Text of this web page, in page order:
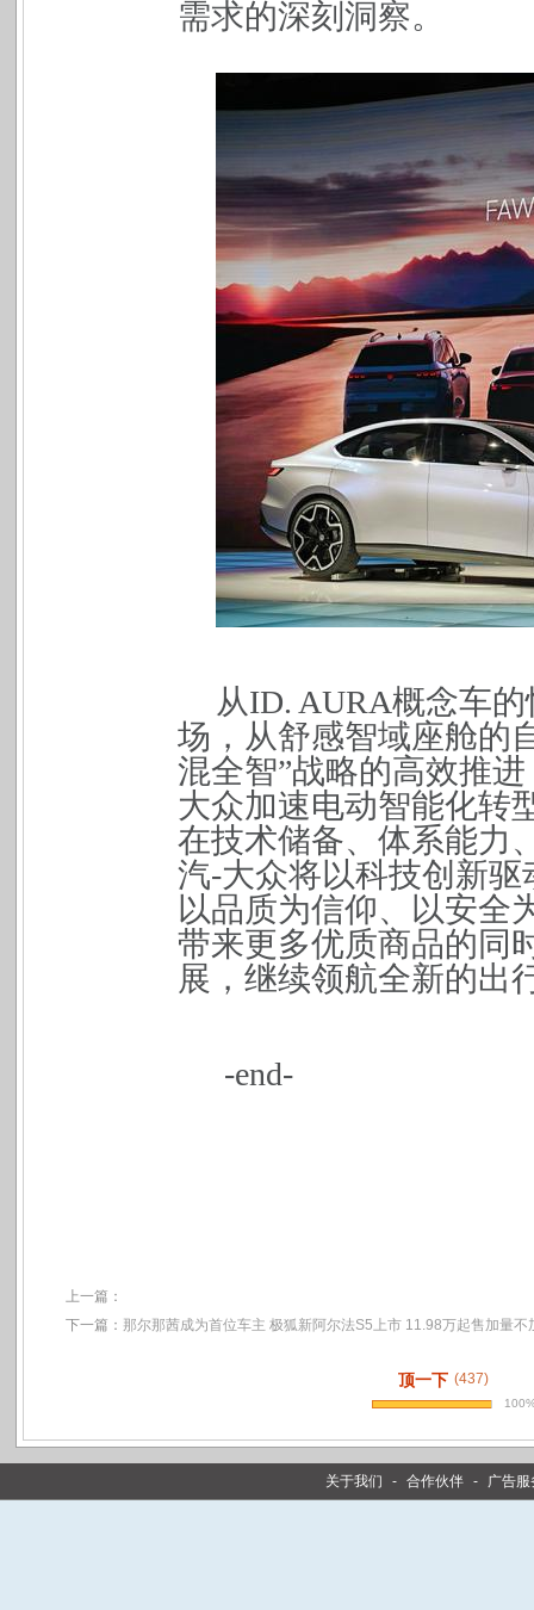
需求的深刻洞察。
从ID. AURA概念车
场，从舒感智域座舱的
混全智”战略的高效推
大众加速电动智能化转
在技术储备、体系能力
汽-大众将以科技创新
以品质为信仰、以安全
带来更多优质商品的同
展，继续领航全新的出
-end-
上一篇：
下一篇： 那尔那茜成为首位车主 极狐新阿尔法S5上市 11.98万起售加量不
顶一下 (437)
关于我们 - 合作伙伴 - 广告服